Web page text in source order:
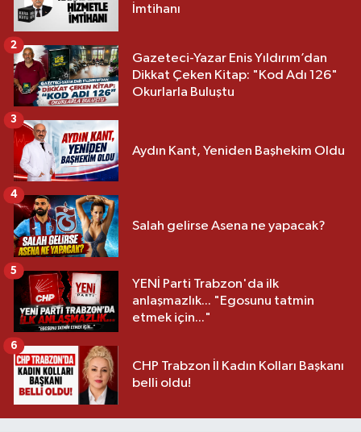
İmtihanı
Gazeteci-Yazar Enis Yıldırım’dan
Dikkat Çeken Kitap: "Kod Adı 126"
Okurlarla Buluştu
2
Aydın Kant, Yeniden Başhekim Oldu
3
Salah gelirse Asena ne yapacak?
4
YENİ Parti Trabzon'da ilk
anlaşmazlık... "Egosunu tatmin
etmek için..."
5
CHP Trabzon İl Kadın Kolları Başkanı
belli oldu!
6